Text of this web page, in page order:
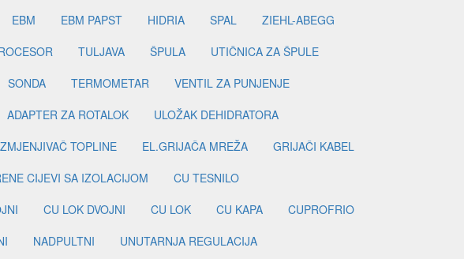
EBM EBM PAPST HIDRIA SPAL
ZIEHL-ABEGG
TULJAVA ŠPULA
UTIČNICA ZA ŠPULE
SONDA TERMOMETAR
VENTIL ZA PUNJENJE
ADAPTER ZA ROTALOK
ULOŽAK DEHIDRATORA
TOPLINE EL.GRIJAČA MREŽA
GRIJAČI KABEL
CIJEVI SA IZOLACIJOM
CU TESNILO
CU LOK DVOJNI CU LOK CU KAPA
CUPROFRIO
NADPULTNI
UNUTARNJA REGULACIJA